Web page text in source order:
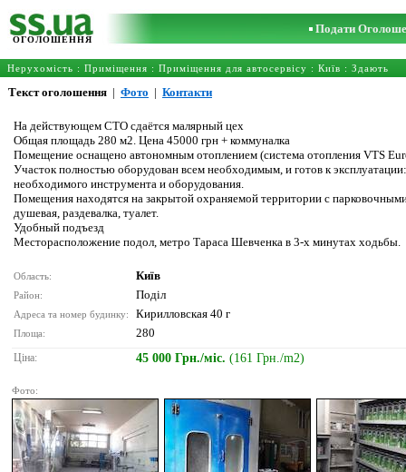
ОГОЛОШЕННЯ
Подати
Нерухомість : Приміщення : Приміщення для автосервісу : Київ : Здають
Текст оголошення | Фото | Контакти
На действующем СТО сдаётся малярный цех
Общая площадь 280 м2. Цена 45000 грн + коммуналка
Помещение оснащено автономным отоплением (система отопления VTS
Участок полностью оборудован всем необходимым, и готов к
необходимого инструмента и оборудования.
Помещения находятся на закрытой охраняемой территории с
душевая, раздевалка, туалет.
Удобный подъезд
Месторасположение подол, метро Тараса Шевченка в 3-х минутах ходьбы.
Область: Київ
Район: Поділ
Адреса та номер будинку: Кирилловская 40 г
Площа: 280
Ціна: 45 000 Грн./міс. (161 Грн./m2)
Фото: